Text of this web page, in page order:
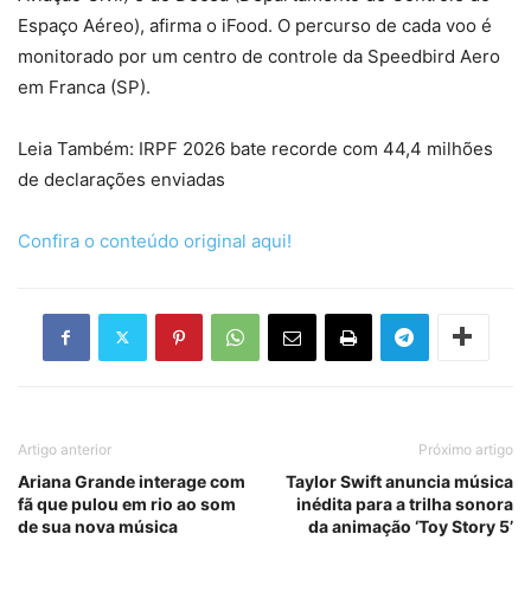
Espaço Aéreo), afirma o iFood. O percurso de cada voo é
monitorado por um centro de controle da Speedbird Aero
em Franca (SP).
Leia Também: IRPF 2026 bate recorde com 44,4 milhões
de declarações enviadas
Confira o conteúdo original aqui!
Artigo anterior
Ariana Grande interage com
fã que pulou em rio ao som
de sua nova música
Próximo artigo
Taylor Swift anuncia música
inédita para a trilha sonora
da animação ‘Toy Story 5’